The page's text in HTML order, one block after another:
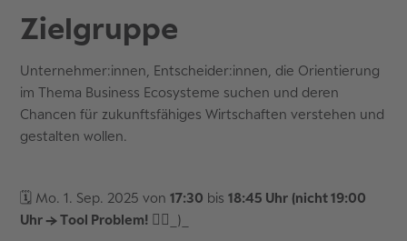
Zielgruppe
Unternehmer:innen, Entscheider:innen, die Orientierung
im Thema Business Ecosysteme suchen und deren
Chancen für zukunftsfähiges Wirtschaften verstehen und
gestalten wollen.
🗓️ Mo. 1. Sep. 2025 von17:30 bis18:45 Uhr (nicht 19:00
Uhr → Tool Problem! 🤷‍♂️_)_